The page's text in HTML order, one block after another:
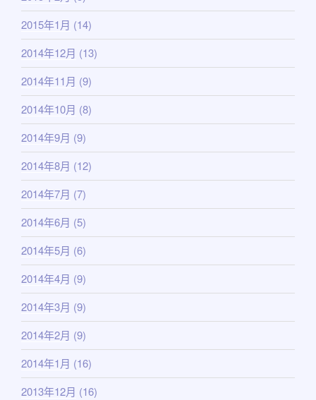
2015年1月 (14)
2014年12月 (13)
2014年11月 (9)
2014年10月 (8)
2014年9月 (9)
2014年8月 (12)
2014年7月 (7)
2014年6月 (5)
2014年5月 (6)
2014年4月 (9)
2014年3月 (9)
2014年2月 (9)
2014年1月 (16)
2013年12月 (16)